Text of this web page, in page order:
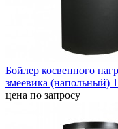
Бойлер косвенного
змеевика (напольный)
цена по запросу